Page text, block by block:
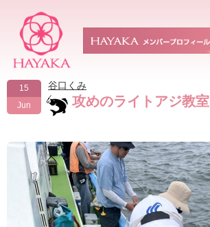
15
Jun
谷口くみ
攻めのライトアジ教室